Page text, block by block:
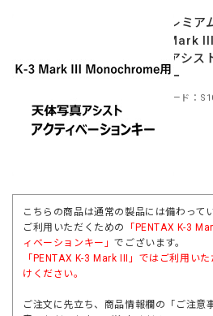
【プレミ
K-3 Mark
写真アシ
ンキー
商品コード：
こちらの商品は通常の製品には備わって
ご利用いただくための
「PENTAX K-3
ィベーションキー」でございます。
「 PENTAX K-3 Mark III
」ではご利用い
けください。
ご注文に先立ち、商品情報欄の「ご注意